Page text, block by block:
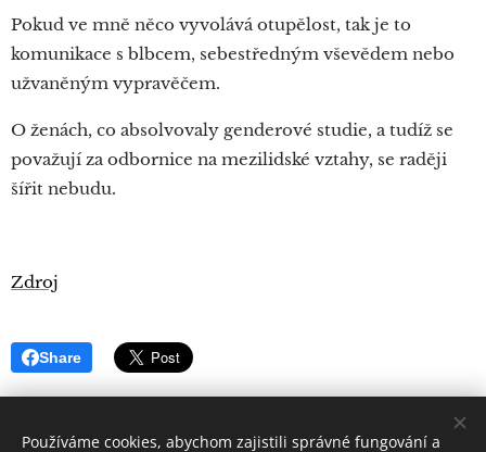
Pokud ve mně něco vyvolává otupělost, tak je to
komunikace s blbcem, sebestředným vševědem nebo
užvaněným vypravěčem.
O ženách, co absolvovaly genderové studie, a tudíž se
považují za odbornice na mezilidské vztahy, se raději
šířit nebudu.
Zdroj
Share
Používáme cookies, abychom zajistili správné fungování a